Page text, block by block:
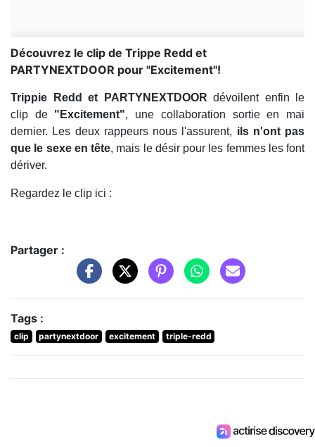
Découvrez le clip de Trippe Redd et
PARTYNEXTDOOR pour "Excitement"!
Trippie Redd et PARTYNEXTDOOR dévoilent enfin le
clip de "Excitement", une collaboration sortie en mai
dernier. Les deux rappeurs nous l'assurent, ils n'ont pas
que le sexe en tête, mais le désir pour les femmes les font
dériver.
Regardez le clip ici :
Partager :
Tags :
clip partynextdoor excitement triple-redd